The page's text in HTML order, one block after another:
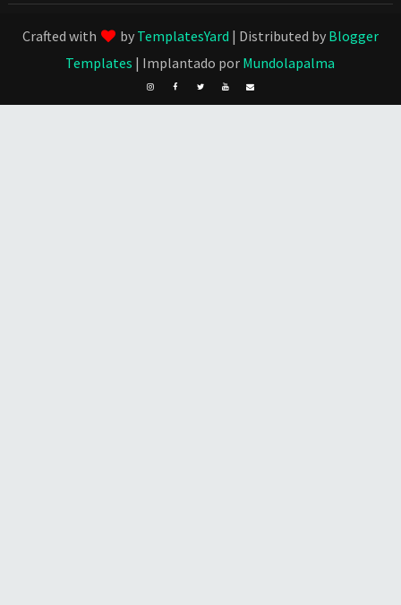
Crafted with by TemplatesYard | Distributed by Blogger
Templates | Implantado por Mundolapalma